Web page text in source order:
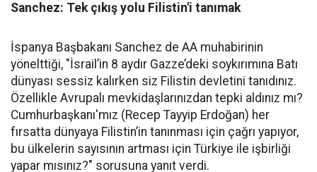
Sanchez: Tek çıkış yolu Filistin'i tanımak
İspanya Başbakanı Sanchez de AA muhabirinin
yönelttiği, "İsrail’in 8 aydır Gazze’deki soykırımına Batı
dünyası sessiz kalırken siz Filistin devletini tanıdınız.
Özellikle Avrupalı mevkidaşlarınızdan tepki aldınız mı?
Cumhurbaşkanı'mız (Recep Tayyip Erdoğan) her
fırsatta dünyaya Filistin’in tanınması için çağrı yapıyor,
bu ülkelerin sayısının artması için Türkiye ile işbirliği
yapar mısınız?" sorusuna yanıt verdi.